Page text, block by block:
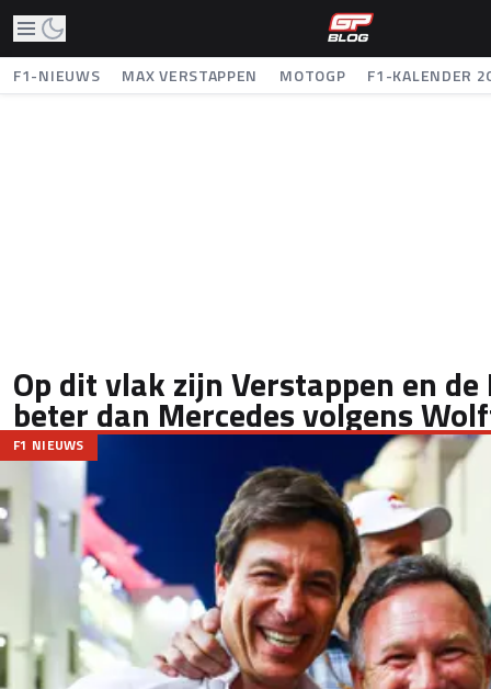
F1-NIEUWS MAX VERSTAPPEN MOTOGP F1-KALENDER
Op dit vlak zijn Verstappen en de
beter dan Mercedes volgens
F1 NIEUWS